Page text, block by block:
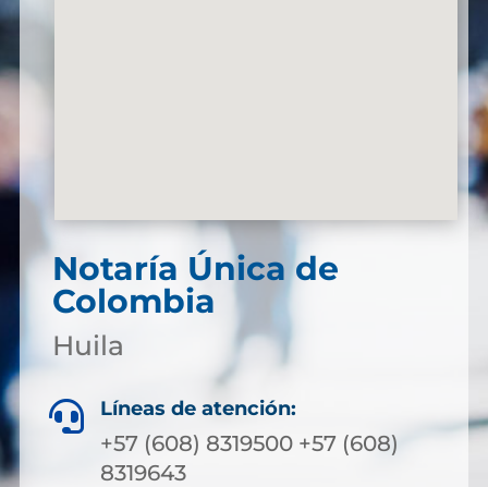
Notaría Única de
Colombia
Huila
 Líneas de atención:
+57 (608) 8319500 +57 (608)
8319643